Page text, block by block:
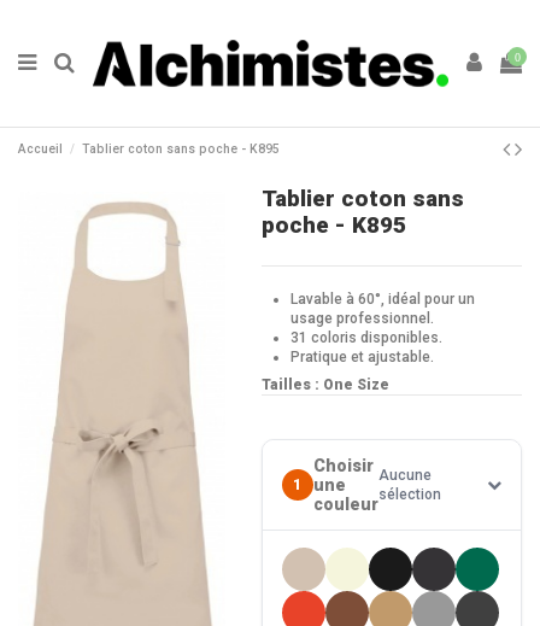
0
Accueil Tablier coton sans poche - K895
Tablier coton sans
poche - K895
Lavable à 60°, idéal pour un
usage professionnel.
31 coloris disponibles.
Pratique et ajustable.
Tailles : One Size
1
Choisir
une
couleur
Aucune
sélection